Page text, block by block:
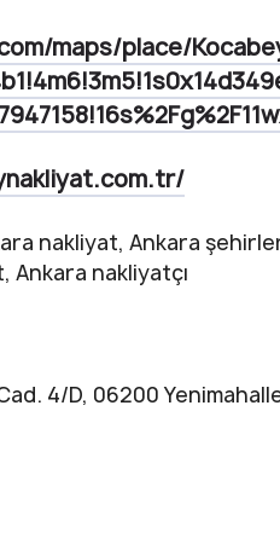
maps/place/
nakliyat, Ankara
Ankara nakliyatçı
4/D, 06200